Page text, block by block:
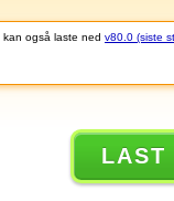
kan også laste ned v80.0 (siste
LAST